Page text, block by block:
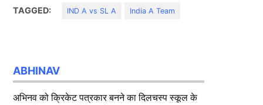
TAGGED: IND A vs SL A India A Team
ABHINAV
अभिनव को क्रिकेट पत्रकार बनने का दिलचस्प स्कूल के